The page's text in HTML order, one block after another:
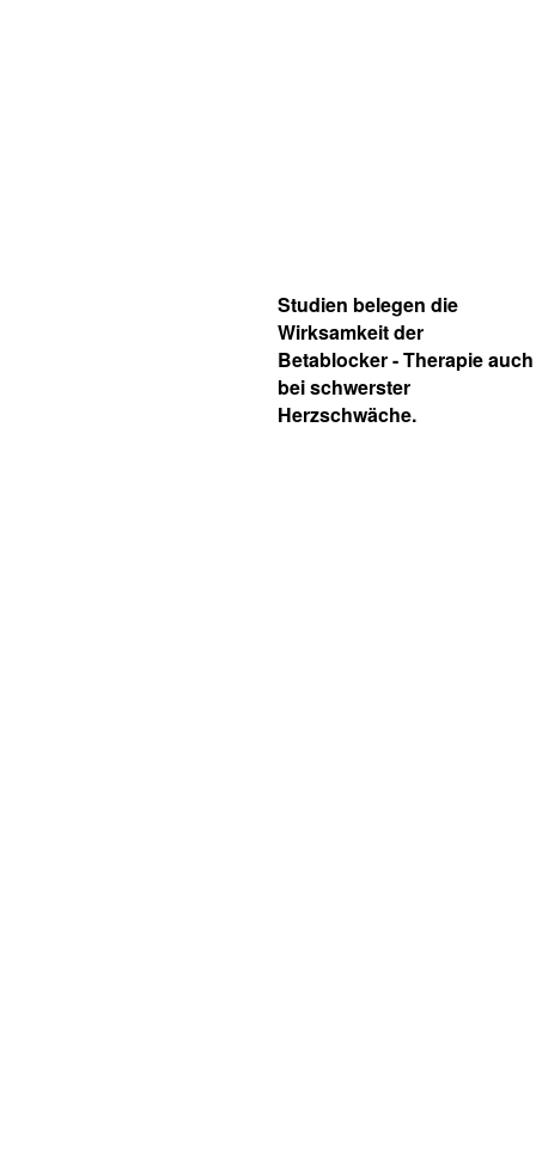
Studien belegen die
Wirksamkeit der
Betablocker - Therapie auch
bei schwerster
Herzschwäche.